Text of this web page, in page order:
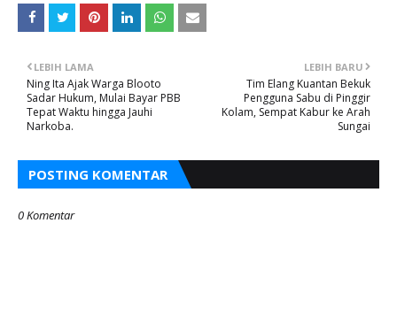
LEBIH BARU
Tim Elang Kuantan Bekuk
Pengguna Sabu di Pinggir
Kolam, Sempat Kabur ke Arah
Sungai
LEBIH LAMA
Ning Ita Ajak Warga Blooto
Sadar Hukum, Mulai Bayar PBB
Tepat Waktu hingga Jauhi
Narkoba.
POSTING KOMENTAR
0 Komentar